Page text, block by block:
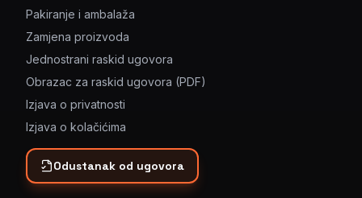
Pakiranje i ambalaža
Zamjena proizvoda
Jednostrani raskid ugovora
Obrazac za raskid ugovora (PDF)
Izjava o privatnosti
Izjava o kolačićima
Odustanak od ugovora